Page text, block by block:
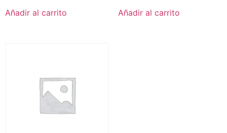
Añadir al carrito Añadir al carrito